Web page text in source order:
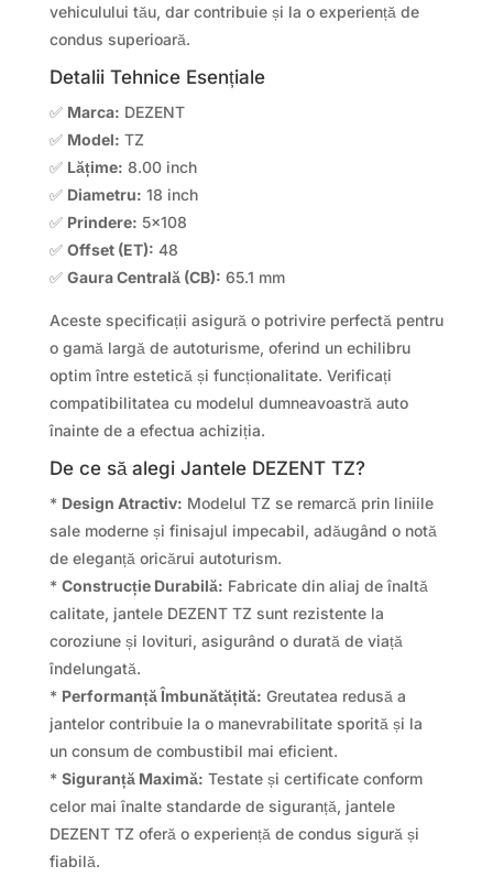
vehiculului tău, dar contribuie și la o experiență de
condus superioară.
Detalii Tehnice Esențiale
✅ Marca: DEZENT
✅ Model: TZ
✅ Lățime: 8.00 inch
✅ Diametru: 18 inch
✅ Prindere: 5×108
✅ Offset (ET): 48
✅ Gaura Centrală (CB): 65.1 mm
Aceste specificații asigură o potrivire perfectă pentru
o gamă largă de autoturisme, oferind un echilibru
optim între estetică și funcționalitate. Verificați
compatibilitatea cu modelul dumneavoastră auto
înainte de a efectua achiziția.
De ce să alegi Jantele DEZENT TZ?
* Design Atractiv: Modelul TZ se remarcă prin liniile
sale moderne și finisajul impecabil, adăugând o notă
de eleganță oricărui autoturism.
* Construcție Durabilă: Fabricate din aliaj de înaltă
calitate, jantele DEZENT TZ sunt rezistente la
coroziune și lovituri, asigurând o durată de viață
îndelungată.
* Performanță Îmbunătățită: Greutatea redusă a
jantelor contribuie la o manevrabilitate sporită și la
un consum de combustibil mai eficient.
* Siguranță Maximă: Testate și certificate conform
celor mai înalte standarde de siguranță, jantele
DEZENT TZ oferă o experiență de condus sigură și
fiabilă.